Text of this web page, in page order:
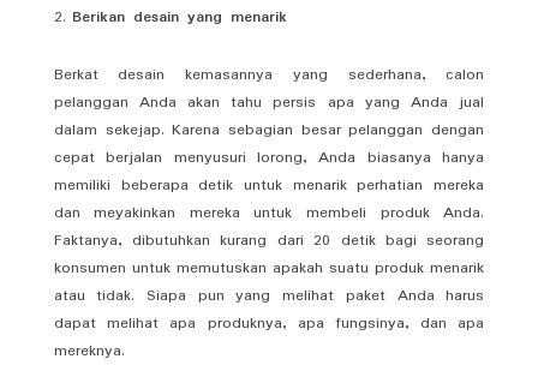
Berikan desain yang menarik
Berkat desain kemasannya yang sederhana, calon
pelanggan Anda akan tahu persis apa yang Anda jual
dalam sekejap. Karena sebagian besar pelanggan dengan
cepat berjalan menyusuri lorong, Anda biasanya hanya
memiliki beberapa detik untuk menarik perhatian mereka
dan meyakinkan mereka untuk membeli produk Anda.
Faktanya, dibutuhkan kurang dari 20 detik bagi seorang
konsumen untuk memutuskan apakah suatu produk menarik
atau tidak. Siapa pun yang melihat paket Anda harus
dapat melihat apa produknya, apa fungsinya, dan apa
mereknya.